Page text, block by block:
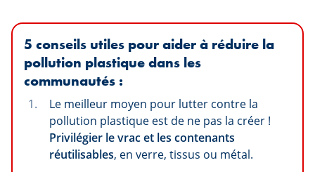
5 conseils utiles pour aider à réduire la
pollution plastique dans les
communautés :
Le meilleur moyen pour lutter contre la
pollution plastique est de ne pas la créer !
Privilégier le vrac et les contenants
réutilisables, en verre, tissus ou métal.